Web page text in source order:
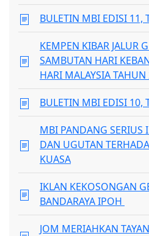
BULETIN MBI EDISI 11,
KEMPEN KIBAR JALUR
SAMBUTAN HARI
HARI MALAYSIA
BULETIN MBI EDISI 10,
MBI PANDANG SERIUS
DAN UGUTAN
KUASA
IKLAN KEKOSONGAN
BANDARAYA IPOH
JOM MERIAHKAN